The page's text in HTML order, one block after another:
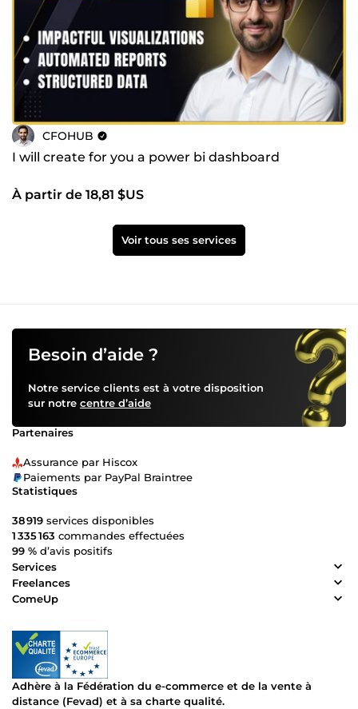
CFOHUB
I will create for you a power bi dashboard
À partir de 18,81 $US
Voir tous ses services
Besoin d’aide ?
Notre service clients est à votre disposition
sur notre centre d’aide
Partenaires
Assurance par Hiscox
Paiements par PayPal Braintree
Statistiques
38 919 services disponibles
1 335 163 commandes effectuées
99 % d’avis positifs
Services
Freelances
ComeUp
Adhère à la Fédération du e-commerce et de la vente à
distance (Fevad) et à sa charte qualité.